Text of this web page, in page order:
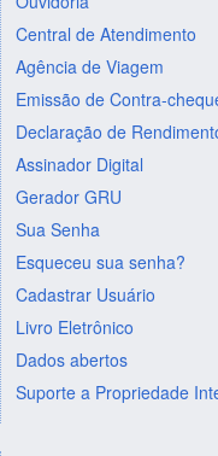
Central de Atendimento
Agência de Viagem
Emissão de Contra-
Declaração de
Assinador Digital
Gerador GRU
Sua Senha
Esqueceu sua senha?
Cadastrar Usuário
Livro Eletrônico
Dados abertos
Suporte a Propriedade